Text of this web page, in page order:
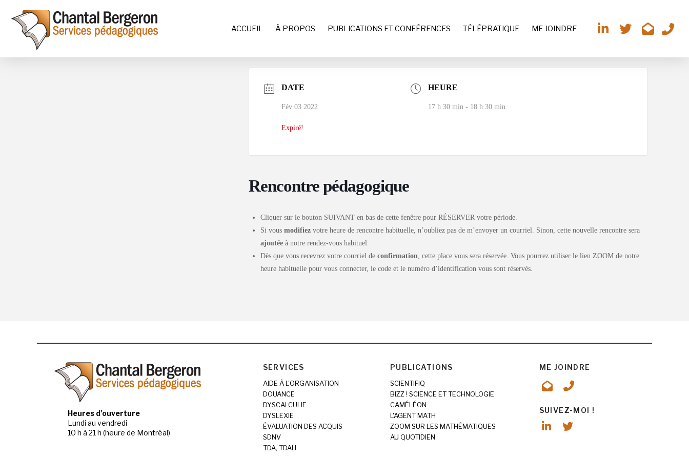
ACCUEIL À PROPOS PUBLICATIONS ET CONFÉRENCES TÉLÉPRATIQUE ME JOINDRE
DATE
Fév 03 2022
Expiré!
HEURE
17 h 30 min - 18 h 30 min
Rencontre pédagogique
Cliquer sur le bouton SUIVANT en bas de cette fenêtre pour RÉSERVER votre période.
Si vousmodifiez votre heure de rencontre habituelle, n’oubliez pas de m’envoyer un courriel. Sinon, cette nouvelle rencontre sera
ajoutée à notre rendez-vous habituel.
Dès que vous recevrez votre courriel deconfirmation, cette place vous sera réservée. Vous pourrez utiliser le lien ZOOM de notre
heure habituelle pour vous connecter, le code et le numéro d’identification vous sont réservés.
Heures d’ouverture
Lundi au vendredi
10 h à 21 h (heure de Montréal)
SERVICES
AIDE À L'ORGANISATION
DOUANCE
DYSCALCULIE
DYSLEXIE
ÉVALUATION DES ACQUIS
SDNV
TDA, TDAH
PUBLICATIONS
SCIENTIFIQ
BIZZ ! SCIENCE ET TECHNOLOGIE
CAMÉLÉON
L'AGENT MATH
ZOOM SUR LES MATHÉMATIQUES
AU QUOTIDIEN
ME JOINDRE
SUIVEZ-MOI !